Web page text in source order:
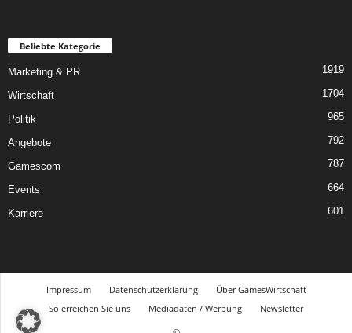
Beliebte Kategorie
Marketing & PR 1919
Wirtschaft 1704
Politik 965
Angebote 792
Gamescom 787
Events 664
Karriere 601
Impressum Datenschutzerklärung
Über GamesWirtschaft
So erreichen Sie uns
Mediadaten / Werbung
Newsletter